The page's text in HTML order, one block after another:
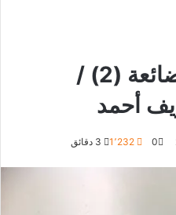
ثروات موريتانيا الضائعة (2) /
أحمد
0